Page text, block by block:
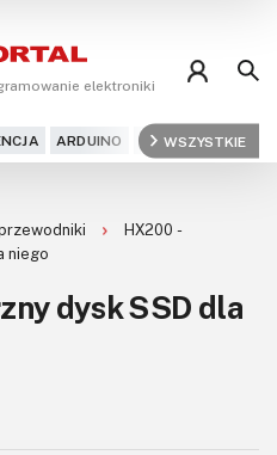
elektroniki
ARDUINO ARM AUDIO
WSZYSTKIE
HX200 -
niego
dysk SSD dla